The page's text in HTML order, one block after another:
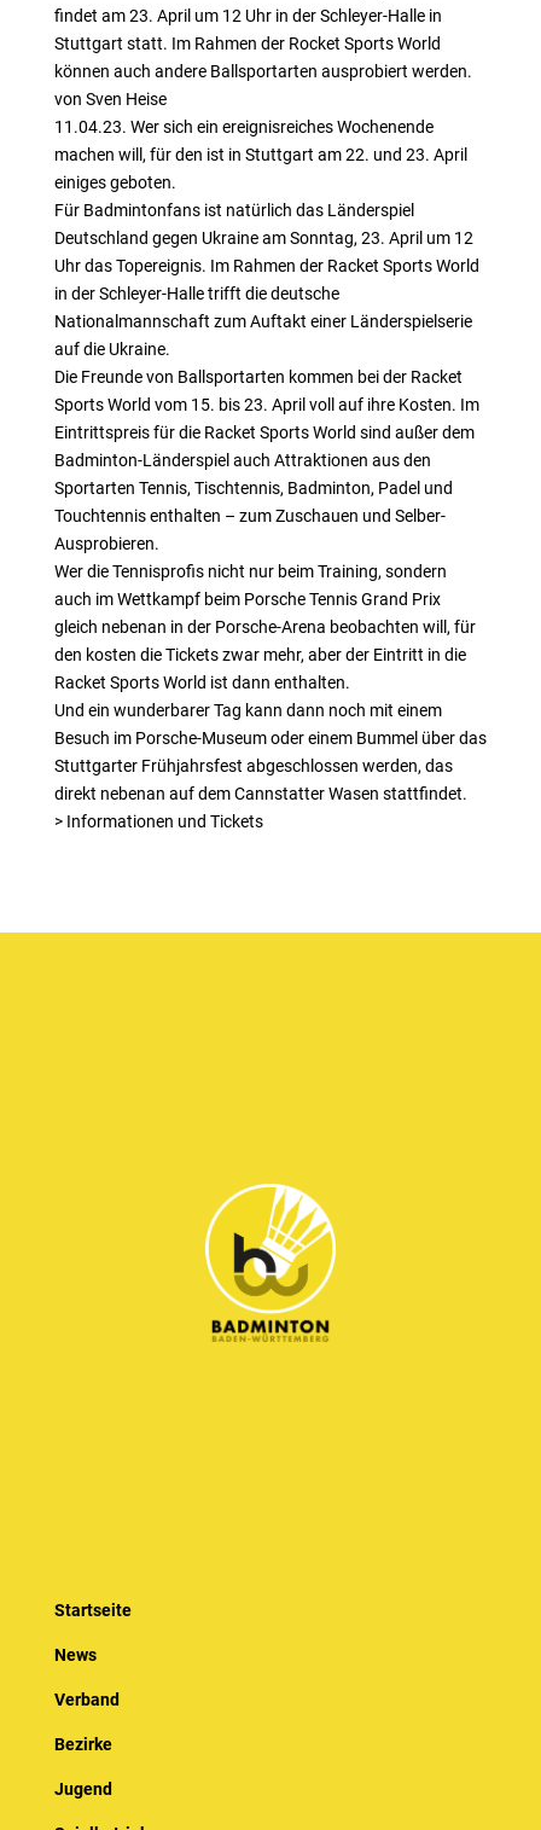
findet am 23. April um 12 Uhr in der Schleyer-Halle in
Stuttgart statt. Im Rahmen der Rocket Sports World
können auch andere Ballsportarten ausprobiert werden.
von Sven Heise
11.04.23. Wer sich ein ereignisreiches Wochenende
machen will, für den ist in Stuttgart am 22. und 23. April
einiges geboten.
Für Badmintonfans ist natürlich das Länderspiel
Deutschland gegen Ukraine am Sonntag, 23. April um 12
Uhr das Topereignis. Im Rahmen der Racket Sports World
in der Schleyer-Halle trifft die deutsche
Nationalmannschaft zum Auftakt einer Länderspielserie
auf die Ukraine.
Die Freunde von Ballsportarten kommen bei der Racket
Sports World vom 15. bis 23. April voll auf ihre Kosten. Im
Eintrittspreis für die Racket Sports World sind außer dem
Badminton-Länderspiel auch Attraktionen aus den
Sportarten Tennis, Tischtennis, Badminton, Padel und
Touchtennis enthalten – zum Zuschauen und Selber-
Ausprobieren.
Wer die Tennisprofis nicht nur beim Training, sondern
auch im Wettkampf beim Porsche Tennis Grand Prix
gleich nebenan in der Porsche-Arena beobachten will, für
den kosten die Tickets zwar mehr, aber der Eintritt in die
Racket Sports World ist dann enthalten.
Und ein wunderbarer Tag kann dann noch mit einem
Besuch im Porsche-Museum oder einem Bummel über das
Stuttgarter Frühjahrsfest abgeschlossen werden, das
direkt nebenan auf dem Cannstatter Wasen stattfindet.
> Informationen und Tickets
Startseite
News
Verband
Bezirke
Jugend